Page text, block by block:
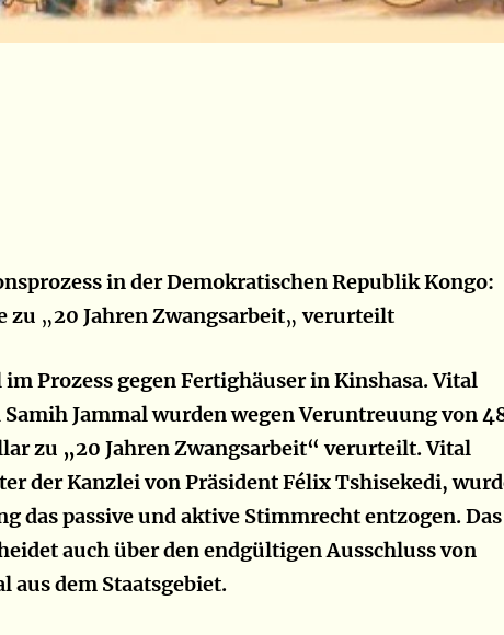
in der Demokratischen Republik Kongo:
zu „20 Jahren Zwangsarbeit„ verurteilt
Prozess gegen Fertighäuser in Kinshasa. Vital
Jammal wurden wegen Veruntreuung von
zu „20 Jahren Zwangsarbeit“ verurteilt. Vital
der Kanzlei von Präsident Félix Tshisekedi,
das passive und aktive Stimmrecht entzogen. Das
auch über den endgültigen Ausschluss von
aus dem Staatsgebiet.